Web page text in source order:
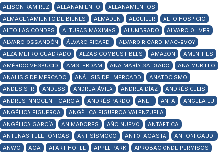
ALISON RAMÍREZ
ALLANAMIENTO
ALLANAMIENTOS
ALMACENAMIENTO DE BIENES
ALMADÉN ALQUILER
ALTO HOSPICIO
ALTO LAS CONDES
ALTURAS MÁXIMAS ALUMBRADO
ÁLVARO OLIVER
ÁLVARO OSSANDÓN
ÁLVARO RICARDI
ALVARO RICARDI MAC-EVOY
ALZA METRO CUADRADO
ALZAS COMBUSTIBLES AMAZON
AMENITIES
AMÉRICO VESPUCIO
AMSTERDAM ANA MARÍA SALGADO
ANA MURILLO
ANALISIS DE MERCADO
ANÁLISIS DEL MERCADO
ANATOCISMO
ANDES STR
ANDESS ANDREA ÁVILA ANDREA DÍAZ
ANDRÉS CELIS
ANDRÉS INNOCENTI GARCÍA
ANDRÉS PARDO ANEF ANFA
ANGELA LU
ANGÉLICA FIGUEROA
ANGÉLICA FIGUEROA VALENZUELA
ANGÉLICA GARCÍA
ANIMADORES AÑO NUEVO
ANTÁRTICA
ANTENAS TELEFÓNICAS
ANTISÍSMOCO ANTOFAGASTA
ANTONI GAUDÍ
ANWO
AOA APART HOTEL APPLE PARK
APROBACIÓNDE PERMISOS